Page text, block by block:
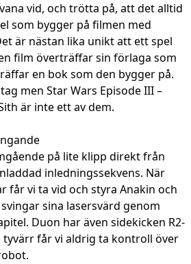
vid, och trötta på, att det alltid
som bygger på filmen med
är nästan lika unikt att ett spel
film överträffar sin förlaga som
en bok som den bygger på.
men Star Wars Episode III –
är inte ett av dem.
på lite klipp direkt från
inledningssekvens. När
får vi ta vid och styra Anakin och
sina lasersvärd genom
Duon har även sidekicken R2-
tyvärr får vi aldrig ta kontroll över